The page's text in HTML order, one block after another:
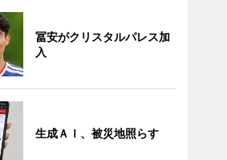
冨安がクリスタルパレス加
入
生成ＡＩ、被災地照らす